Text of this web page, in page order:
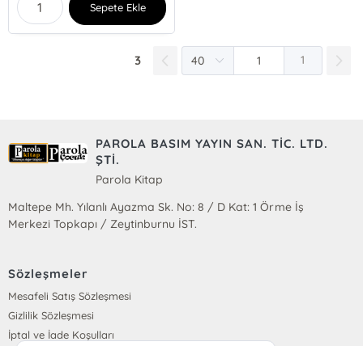
Sepete Ekle
3 1
PAROLA BASIM YAYIN SAN. TİC. LTD.
ŞTİ.
Parola Kitap
Maltepe Mh. Yılanlı Ayazma Sk. No: 8 / D Kat: 1 Örme İş
Merkezi Topkapı / Zeytinburnu İST.
Sözleşmeler
Mesafeli Satış Sözleşmesi
Gizlilik Sözleşmesi
İptal ve İade Koşulları